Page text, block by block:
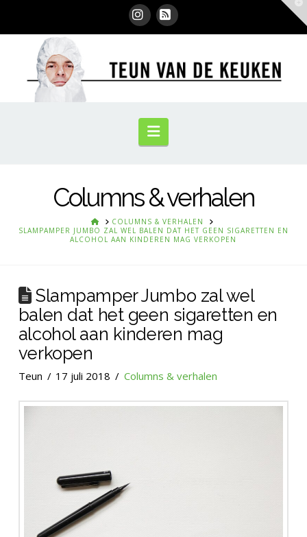
Instagram
RSS
Navigation
Columns & verhalen
HOMECOLUMNS & VERHALEN
SLAMPAMPER JUMBO ZAL WEL BALEN DAT HET GEEN SIGARETTEN EN
ALCOHOL AAN KINDEREN MAG VERKOPEN
Slampamper Jumbo zal wel
balen dat het geen sigaretten en
alcohol aan kinderen mag
verkopen
Teun 17 juli 2018 Columns & verhalen